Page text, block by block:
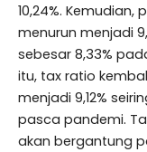
10,24%.
menurun menjadi
sebesar 8,33%
itu, tax ratio
menjadi 9,12%
pasca pandemi.
akan bergantung